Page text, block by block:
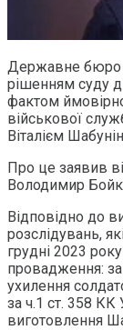
Державне бюро
рішенням суду
фактом
військової
Віталієм
Про це заявив
Володимир
Відповідно до
розслідувань,
грудні 2023
провадження:
ухилення
за ч.1 ст. 358
виготовлення